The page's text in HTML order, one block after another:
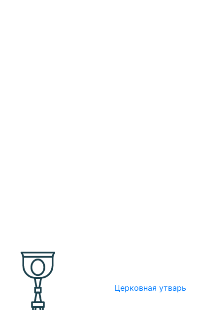
Церковная утварь